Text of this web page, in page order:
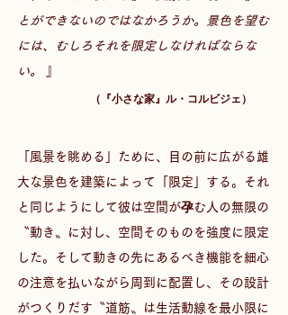
とができないのではなかろうか。景色を望む
には、むしろそれを限定しなければならな
い。
』
（『小さな家』ル・コルビジェ）
「風景を眺める」ために、目の前に広がる雄
大な景色を建築によって「限定」する。それ
と同じようにして彼は空間が孕む人の無限の
〝動き〟に対し、空間そのものを強度に限定
した。そして動きの先にあるべき機能を細心
の注意を払いながら周到に配置し、その設計
がつくりだす〝道筋〟は生活動線を最小限に